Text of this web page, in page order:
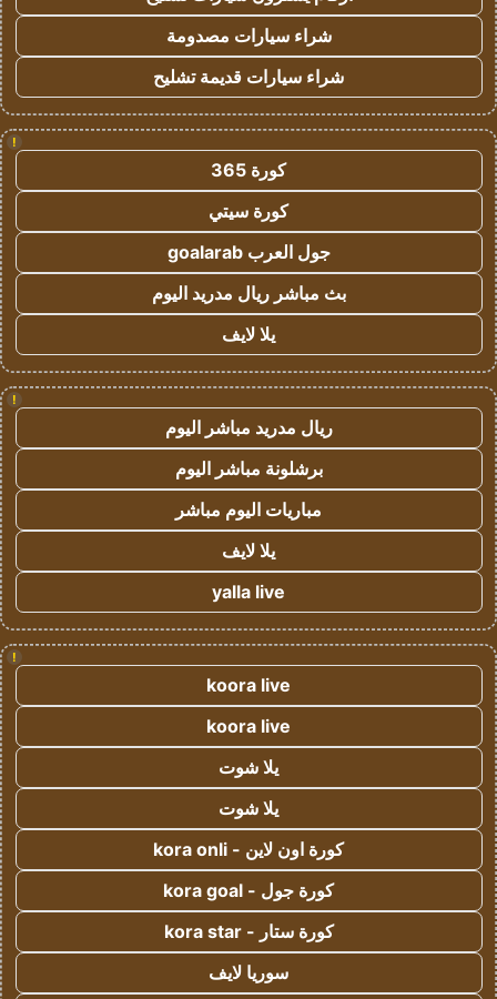
شراء سيارات مصدومة
شراء سيارات قديمة تشليح
!
كورة 365
كورة سيتي
جول العرب goalarab
بث مباشر ريال مدريد اليوم
يلا لايف
!
ريال مدريد مباشر اليوم
برشلونة مباشر اليوم
مباريات اليوم مباشر
يلا لايف
yalla live
!
koora live
koora live
يلا شوت
يلا شوت
كورة اون لاين - kora onli
كورة جول - kora goal
كورة ستار - kora star
سوريا لايف